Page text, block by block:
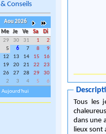
& Conseils
Aou 2026
Me Je Ve Sa
Di
29 30 31 1
2
5 6 7 8
9
12 13 14 15
16
19 20 21 22
23
26 27 28 29
30
2 3 4 5
6
Aujourd'hui
Tous les
dans une
lieux sont